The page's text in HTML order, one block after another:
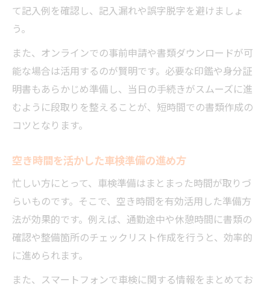
て記入例を確認し、記入漏れや誤字脱字を避けましょ
う。
また、オンラインでの事前申請や書類ダウンロードが可
能な場合は活用するのが賢明です。必要な印鑑や身分証
明書もあらかじめ準備し、当日の手続きがスムーズに進
むように段取りを整えることが、短時間での書類作成の
コツとなります。
空き時間を活かした車検準備の進め方
忙しい方にとって、車検準備はまとまった時間が取りづ
らいものです。そこで、空き時間を有効活用した準備方
法が効果的です。例えば、通勤途中や休憩時間に書類の
確認や整備箇所のチェックリスト作成を行うと、効率的
に進められます。
また、スマートフォンで車検に関する情報をまとめてお